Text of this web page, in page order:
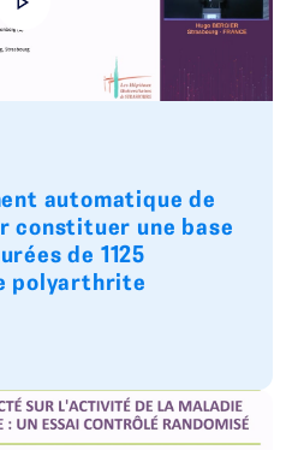
automatique de
constituer une base
de 1125
polyarthrite